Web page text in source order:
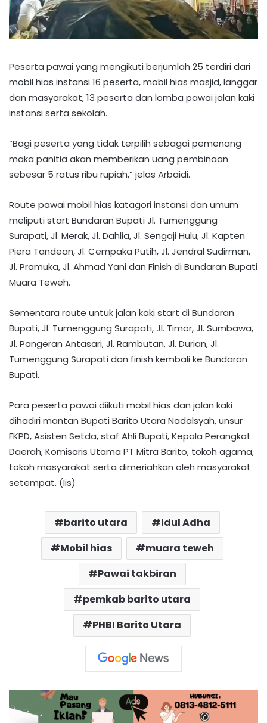
Peserta pawai yang mengikuti berjumlah 25 terdiri dari
mobil hias instansi 16 peserta, mobil hias masjid, langgar
dan masyarakat, 13 peserta dan lomba pawai jalan kaki
instansi serta sekolah.
“Bagi peserta yang tidak terpilih sebagai pemenang
maka panitia akan memberikan uang pembinaan
sebesar 5 ratus ribu rupiah,” jelas Arbaidi.
Route pawai mobil hias katagori instansi dan umum
meliputi start Bundaran Bupati Jl. Tumenggung
Surapati, Jl. Merak, Jl. Dahlia, Jl. Sengaji Hulu, Jl. Kapten
Piera Tandean, Jl. Cempaka Putih, Jl. Jendral Sudirman,
Jl. Pramuka, Jl. Ahmad Yani dan Finish di Bundaran Bupati
Muara Teweh.
Sementara route untuk jalan kaki start di Bundaran
Bupati, Jl. Tumenggung Surapati, Jl. Timor, Jl. Sumbawa,
Jl. Pangeran Antasari, Jl. Rambutan, Jl. Durian, Jl.
Tumenggung Surapati dan finish kembali ke Bundaran
Bupati.
Para peserta pawai diikuti mobil hias dan jalan kaki
dihadiri mantan Bupati Barito Utara Nadalsyah, unsur
FKPD, Asisten Setda, staf Ahli Bupati, Kepala Perangkat
Daerah, Komisaris Utama PT Mitra Barito, tokoh agama,
tokoh masyarakat serta dimeriahkan oleh masyarakat
setempat. (Iis)
barito utara
Idul Adha
Mobil hias
muara teweh
Pawai takbiran
pemkab barito utara
PHBI Barito Utara